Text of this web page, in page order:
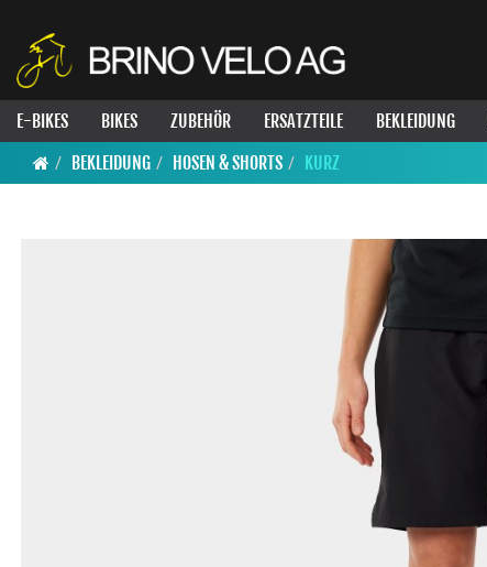
E-BIKES BIKES ZUBEHÖR ERSATZTEILE BEKLEIDUNG
BEKLEIDUNG
HOSEN & SHORTS KURZ